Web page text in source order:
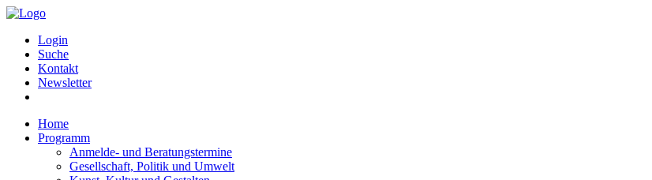
Login
Suche
Kontakt
Newsletter
Home
Programm
Anmelde- und Beratungstermine
Gesellschaft, Politik und Umwelt